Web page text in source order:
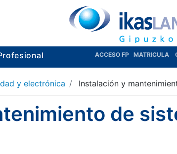
ACCESO FP MATRICULA
y electrónica Instalación y
de